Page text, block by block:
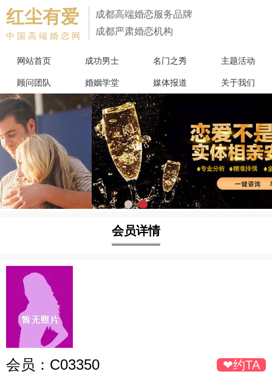
红尘有爱
中国高端婚恋网
成都高端婚恋服务品牌
成都严肃婚恋机构
网站首页 成功男士 名门之秀 主题活动
顾问团队 婚姻学堂 媒体报道 关于我们
会员详情
会员： C03350 ❤约TA